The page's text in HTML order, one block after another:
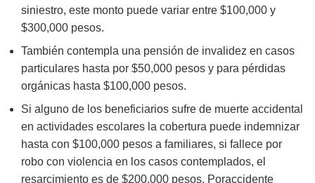
siniestro, este monto puede variar entre $100,000 y
$300,000 pesos.
También contempla una pensión de invalidez en casos
particulares hasta por $50,000 pesos y para pérdidas
orgánicas hasta $100,000 pesos.
Si alguno de los beneficiarios sufre de muerte accidental
en actividades escolares la cobertura puede indemnizar
hasta con $100,000 pesos a familiares, si fallece por
robo con violencia en los casos contemplados, el
resarcimiento es de $200,000 pesos. Poraccidente